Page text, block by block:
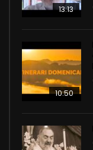
13:13
10:50